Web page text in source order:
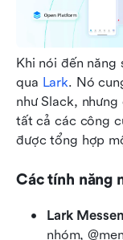
Khi nói đến
qua Lark. Nó
như Slack,
tất cả các công
được tổng hợp
Các tính năng
Lark
nhóm,